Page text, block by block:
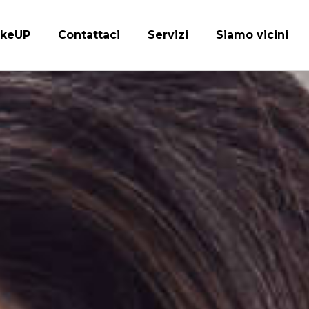
Contattaci Servizi Siamo vicini